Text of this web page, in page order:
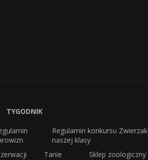
TYGODNIK
Regulamin konkursu Zwierzak
naszej klasy
Tanie
Sklep zoologiczny